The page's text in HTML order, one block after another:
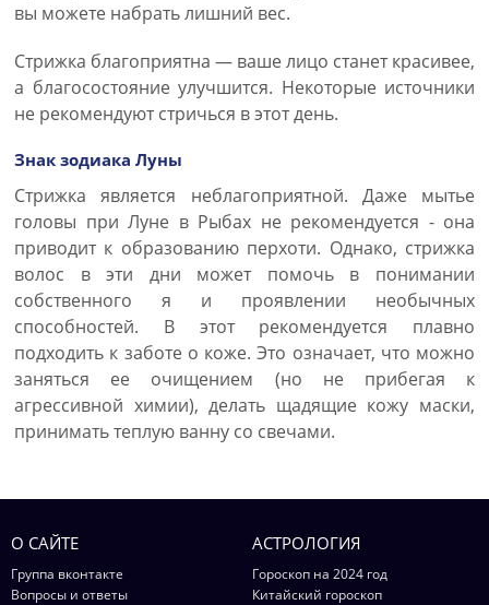
вы можете набрать лишний вес.
Стрижка благоприятна — ваше лицо станет красивее,
а благосостояние улучшится. Некоторые источники
не рекомендуют стричься в этот день.
Знак зодиака Луны
Стрижка является неблагоприятной. Даже мытье
головы при Луне в Рыбах не рекомендуется - она
приводит к образованию перхоти. Однако, стрижка
волос в эти дни может помочь в понимании
собственного я и проявлении необычных
способностей. В этот рекомендуется плавно
подходить к заботе о коже. Это означает, что можно
заняться ее очищением (но не прибегая к
агрессивной химии), делать щадящие кожу маски,
принимать теплую ванну со свечами.
О САЙТЕ
Группа вконтакте
Вопросы и ответы
АСТРОЛОГИЯ
Гороскоп на 2024 год
Китайский гороскоп